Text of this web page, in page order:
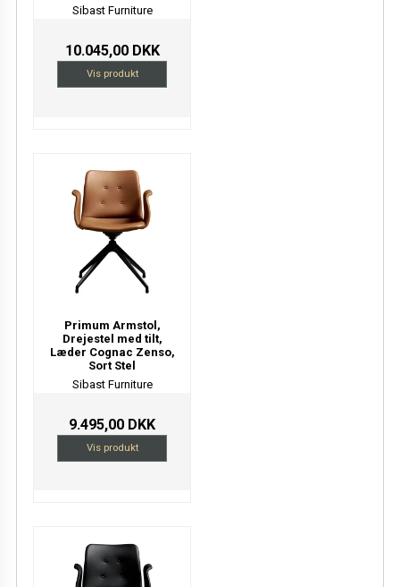
Sibast Furniture
10.045,00 DKK
Vis produkt
Primum Armstol,
Drejestel med tilt,
Læder Cognac Zenso,
Sort Stel
Sibast Furniture
9.495,00 DKK
Vis produkt